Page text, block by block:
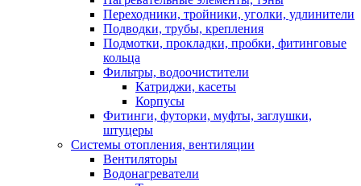
Переходники, тройники, уголки, удлинители
Подводки, трубы, крепления
Подмотки, прокладки, пробки, фитинговые
кольца
Фильтры, водоочистители
Катриджи, касеты
Корпусы
Фитинги, футорки, муфты, заглушки,
штуцеры
Системы отопления, вентиляции
Вентиляторы
Водонагреватели